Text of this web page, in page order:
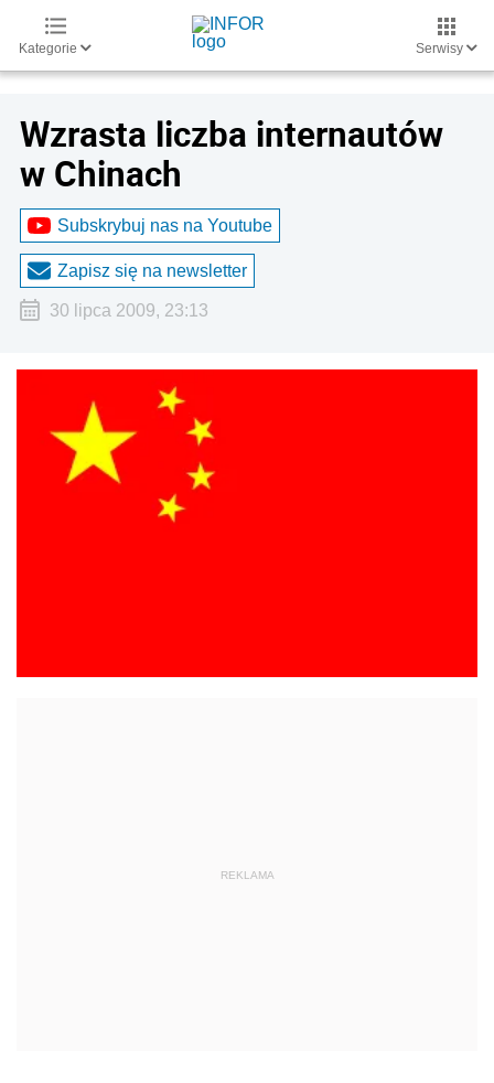
Kategorie Serwisy
Wzrasta liczba internautów
w Chinach
Subskrybuj nas na Youtube
Zapisz się na newsletter
30 lipca 2009, 23:13